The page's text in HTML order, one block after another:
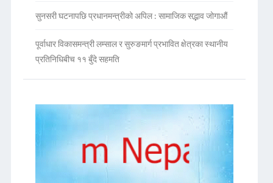
सुनसरी घटनापछि प्रधानमन्त्रीको अपिल : सामाजिक सद्भाव जोगाऔं
पूर्वाधार विकासमन्त्री लम्साल र सुरुङमार्ग प्रभावित क्षेत्रका स्थानीय
प्रतिनिधिबीच ११ बुँदे सहमति